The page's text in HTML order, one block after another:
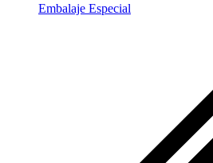
Embalaje Especial